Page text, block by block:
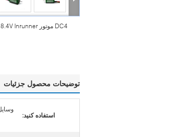
DC4 موتور Brushless DC 8.4V Inrunner
توضیحات محصول جزئیات
استفاده کنید: